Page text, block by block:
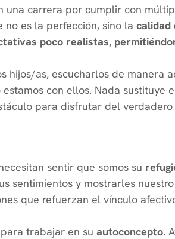
una carrera por cumplir con
es la perfección, sino la calidad
poco realistas,
hijos/as, escucharlos de
con ellos. Nada sustituye
para disfrutar del
sentir que somos su
sentimientos y mostrarles
que refuerzan el vínculo
trabajar en su autoconcepto.